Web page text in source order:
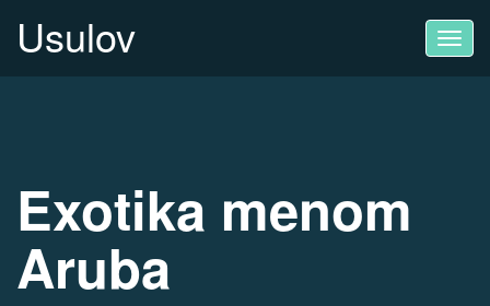
Usulov
Exotika menom
Aruba